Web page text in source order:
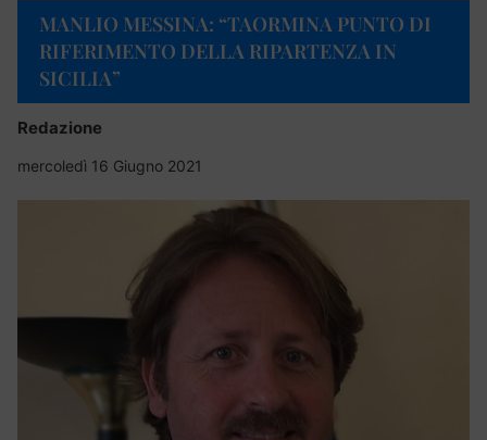
MANLIO MESSINA: “TAORMINA PUNTO DI
RIFERIMENTO DELLA RIPARTENZA IN
SICILIA”
Redazione
mercoledì 16 Giugno 2021